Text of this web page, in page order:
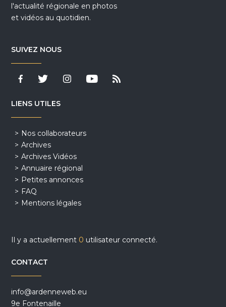
l'actualité régionale en photos
et vidéos au quotidien.
SUIVEZ NOUS
LIENS UTILES
Nos collaborateurs
Archives
Archives Vidéos
Annuaire régional
Petites annonces
FAQ
Mentions légales
Il y a actuellement 0 utilisateur connecté.
CONTACT
info@ardenneweb.eu
9e Fontenaille